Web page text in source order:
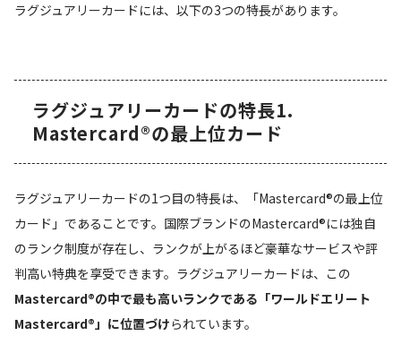
ラグジュアリーカードには、以下の3つの特長があります。
ラグジュアリーカードの特長1.
Mastercard®の最上位カード
ラグジュアリーカードの1つ目の特長は、「Mastercard®の最上位
カード」であることです。国際ブランドのMastercard®には独自
のランク制度が存在し、ランクが上がるほど豪華なサービスや評
判高い特典を享受できます。ラグジュアリーカードは、この
Mastercard®の中で最も高いランクである「ワールドエリート
Mastercard®」に位置づけられています。